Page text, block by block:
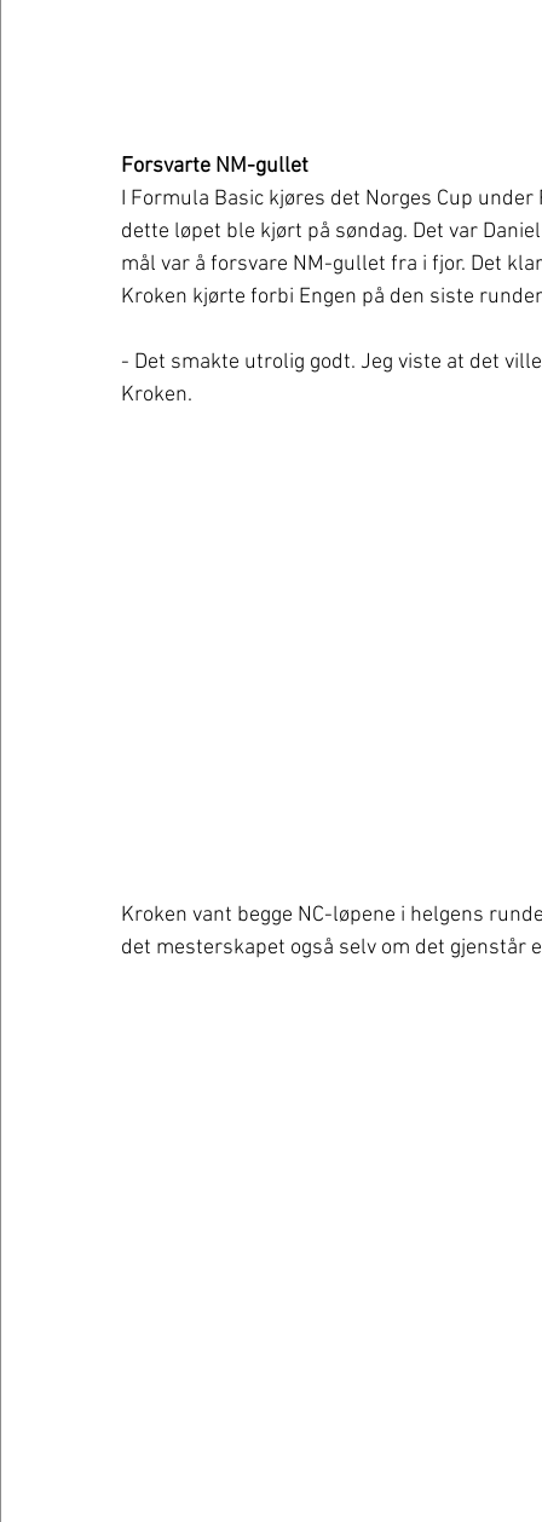
Forsvarte NM-gullet
I Formula Basic kjøres det Norges Cup
dette løpet ble kjørt på søndag. Det var
mål var å forsvare NM-gullet fra i fjor. Det
Kroken kjørte forbi Engen på den siste
- Det smakte utrolig godt. Jeg viste at det
Kroken.
Kroken vant begge NC-løpene i helgens
det mesterskapet også selv om det gjenstår